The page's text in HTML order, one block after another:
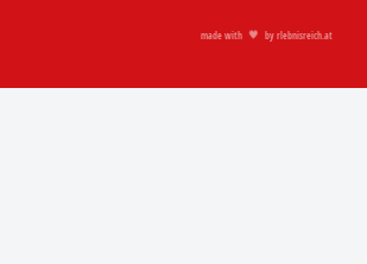
made with by rlebnisreich.at